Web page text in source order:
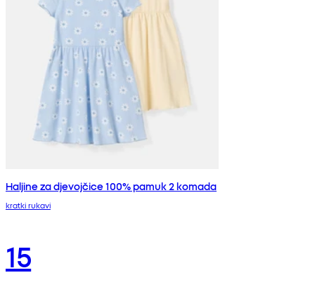
Haljine za djevojčice 100% pamuk 2 komada
kratki rukavi
15